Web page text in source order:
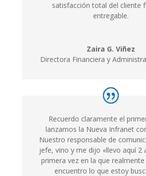
satisfacción total del cliente
entregable.
Zaira G. Viñez
Directora Financiera y
Recuerdo claramente el
lanzamos la Nueva Infranet
Nuestro responsable de
jefe, vino y me dijo «llevo aquí 2
primera vez en la que
encuentro lo que estoy